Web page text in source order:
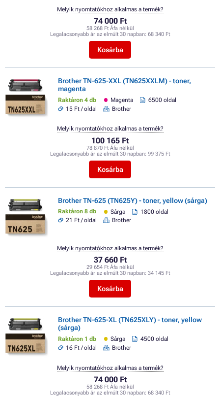
74 000 Ft
58 268 Ft Áfa nélkül
Legalacsonyabb ár az elmúlt 30 napban: 68 340 Ft
Kosárba
Melyik nyomtatókhoz alkalmas a termék?
Brother TN-625-XXL (TN625XXLM) - toner,
magenta
Raktáron 4 db Magenta
6500 oldal
15 Ft / oldal
Brother
100 165 Ft
78 870 Ft Áfa nélkül
Legalacsonyabb ár az elmúlt 30 napban: 99 375 Ft
Kosárba
Melyik nyomtatókhoz alkalmas a termék?
Brother TN-625 (TN625Y) - toner, yellow (sárga)
Raktáron 8 db Sárga
1800 oldal
21 Ft / oldal
Brother
37 660 Ft
29 654 Ft Áfa nélkül
Legalacsonyabb ár az elmúlt 30 napban: 34 145 Ft
Kosárba
Melyik nyomtatókhoz alkalmas a termék?
Brother TN-625-XL (TN625XLY) - toner, yellow
(sárga)
Raktáron 1 db Sárga
4500 oldal
16 Ft / oldal
Brother
74 000 Ft
58 268 Ft Áfa nélkül
Legalacsonyabb ár az elmúlt 30 napban: 68 340 Ft
Melyik nyomtatókhoz alkalmas a termék?